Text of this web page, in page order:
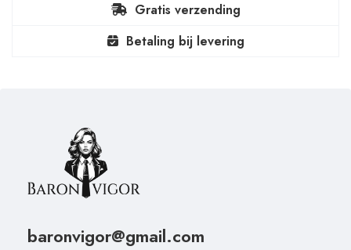
Gratis verzending
Betaling bij levering
baronvigor@gmail.com